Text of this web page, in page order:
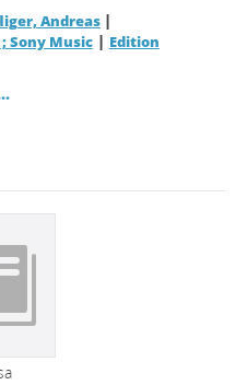
Andreas |
Sony Music| Edition